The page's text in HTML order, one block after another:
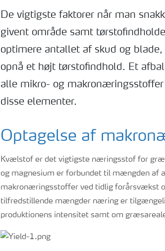
De vigtigste faktorer når man
givent område samt
optimere antallet af skud og
opnå et højt tørstofindhold. Et
alle mikro- og
disse elementer.
Optagelse af
Kvælstof er det vigtigste næringsstof for
og magnesium er forbundet til mængden af
makronæringsstoffer ved tidlig forårsvækst
tilfredstillende mængder næring er
produktionens intensitet samt om